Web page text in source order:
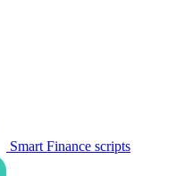
Smart Finance scripts